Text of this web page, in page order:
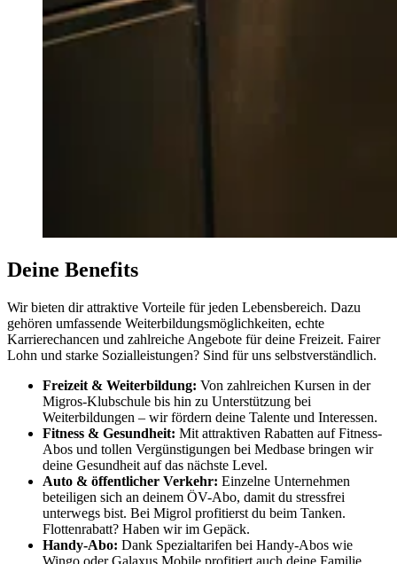
Deine Benefits
Wir bieten dir attraktive Vorteile für jeden Lebensbereich. Dazu
gehören umfassende Weiterbildungsmöglichkeiten, echte
Karrierechancen und zahlreiche Angebote für deine Freizeit. Fairer
Lohn und starke Sozialleistungen? Sind für uns selbstverständlich.
Freizeit & Weiterbildung: Von zahlreichen Kursen in der
Migros-Klubschule bis hin zu Unterstützung bei
Weiterbildungen – wir fördern deine Talente und Interessen.
Fitness & Gesundheit: Mit attraktiven Rabatten auf Fitness-
Abos und tollen Vergünstigungen bei Medbase bringen wir
deine Gesundheit auf das nächste Level.
Auto & öffentlicher Verkehr: Einzelne Unternehmen
beteiligen sich an deinem ÖV-Abo, damit du stressfrei
unterwegs bist. Bei Migrol profitierst du beim Tanken.
Flottenrabatt? Haben wir im Gepäck.
Handy-Abo: Dank Spezialtarifen bei Handy-Abos wie